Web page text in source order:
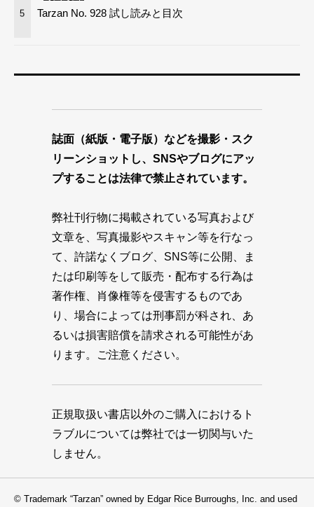
5 Tarzan No. 928 試し読みと目次
誌面（紙版・電子版）などを撮影・スク
リーンショットし、SNSやブログにアッ
プすることは法律で禁止されています。
弊社刊行物に掲載されている写真および
文章を、写真撮影やスキャン等を行なっ
て、許諾なくブログ、SNS等に公開、ま
たは印刷等をして販売・配布する行為は
著作権、肖像権等を侵害するものであ
り、場合によっては刑事罰が科され、あ
るいは損害賠償を請求される可能性があ
ります。ご注意ください。
正規取扱い書店以外のご購入におけるト
ラブルについては弊社では一切関与いた
しません。
© Trademark “Tarzan” owned by Edgar Rice Burroughs, Inc. and used